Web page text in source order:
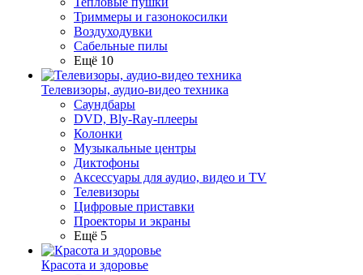
Триммеры и газонокосилки
Воздуходувки
Сабельные пилы
Ещё 10
Телевизоры, аудио-видео техника
Саундбары
DVD, Bly-Ray-плееры
Колонки
Музыкальные центры
Диктофоны
Аксессуары для аудио, видео и TV
Телевизоры
Цифровые приставки
Проекторы и экраны
Ещё 5
Красота и здоровье